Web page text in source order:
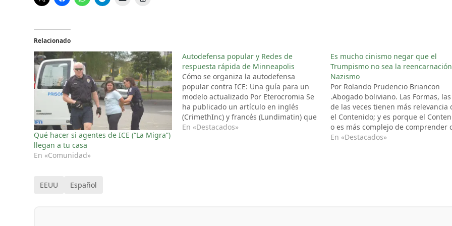
Relacionado
Qué hacer si agentes de ICE (“La Migra”)
llegan a tu casa
En «Comunidad»
Autodefensa popular y Redes de
respuesta rápida de Minneapolis
Cómo se organiza la autodefensa
popular contra ICE: Una guía para un
modelo actualizado Por Eterocromia Se
ha publicado un artículo en inglés
(CrimethInc) y francés (Lundimatin) que
reconstruye las tácticas de autodefensa
En «Destacados»
Es mucho cinismo negar que el
Trumpismo no sea la
Nazismo
Por Rolando Prudencio Briancon
.Abogado boliviano. Las Formas,
de las veces tienen más relevancia
el Contenido; y es porque el
o es más complejo de comprender
la Forma, o porque la Forma
En «Destacados»
EEUU Español